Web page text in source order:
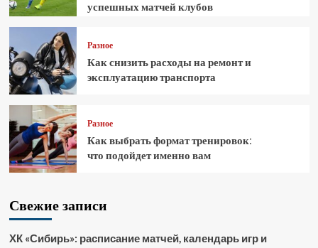
успешных матчей клубов
Разное
Как снизить расходы на ремонт и
эксплуатацию транспорта
Разное
Как выбрать формат тренировок:
что подойдет именно вам
Свежие записи
ХК «Сибирь»: расписание матчей, календарь игр и